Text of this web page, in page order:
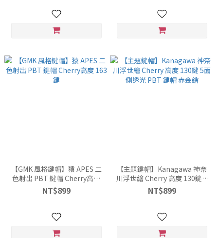
【GMK 風格鍵帽】猿 APES 二
色射出 PBT 鍵帽 Cherry高度
163鍵
NT$899
【主題鍵帽】Kanagawa 神奈
川浮世繪 Cherry 高度 130鍵 5
面 側透光 PBT 鍵帽 赤金繪
NT$899